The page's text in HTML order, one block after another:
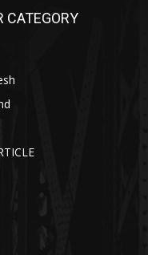
CATEGORY